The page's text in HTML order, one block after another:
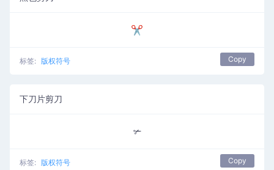
✂
标签: 版权符号 Copy
下刀片剪刀
✃
标签: 版权符号 Copy